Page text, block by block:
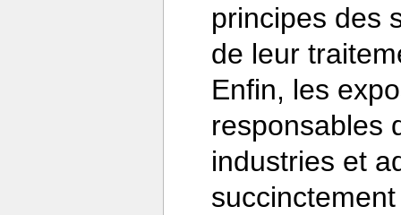
principes des
de leur
Enfin, les
responsables
industries et